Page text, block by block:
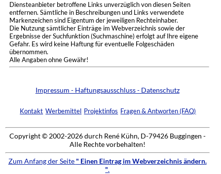
Diensteanbieter betroffene Links unverzüglich von diesen Seiten
entfernen. Sämtliche in Beschreibungen und Links verwendete
Markenzeichen sind Eigentum der jeweiligen Rechteinhaber.
Die Nutzung sämtlicher Einträge im Webverzeichnis sowie der
Ergebnisse der Suchfunktion (Suchmaschine) erfolgt auf Ihre eigene
Gefahr. Es wird keine Haftung für eventuelle Folgeschäden
übernommen.
Alle Angaben ohne Gewähr!
Impressum - Haftungsausschluss - Datenschutz
Kontakt Werbemittel Projektinfos Fragen & Antworten (FAQ)
Copyright © 2002-2026 durch René Kühn, D-79426 Buggingen -
Alle Rechte vorbehalten!
Zum Anfang der Seite " Einen Eintrag im Webverzeichnis ändern.
".